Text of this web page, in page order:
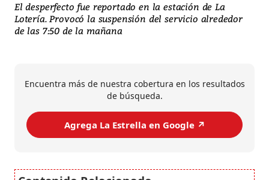
El desperfecto fue reportado en la estación de La
Lotería. Provocó la suspensión del servicio alrededor
de las 7:50 de la mañana
Encuentra más de nuestra cobertura en los resultados
de búsqueda.
Agrega La Estrella en Google ↗️